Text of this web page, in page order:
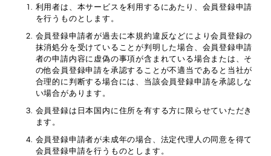
利用者は、本サービスを利用するにあたり、会員登録申請
を行うものとします。
会員登録申請者が過去に本規約違反などにより会員登録の
抹消処分を受けていることが判明した場合、会員登録申請
者の申請内容に虚偽の事項が含まれている場合または、そ
の他会員登録申請を承認することが不適当であると当社が
合理的に判断する場合には、当該会員登録申請を承認しな
い場合があります。
会員登録は日本国内に住所を有する方に限らせていただき
ます。
会員登録申請者が未成年の場合、法定代理人の同意を得て
会員登録申請を行うものとします。